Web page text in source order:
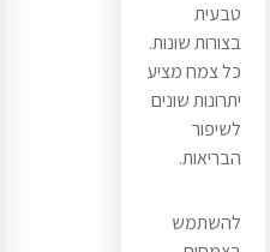
טבעית
בצורות שונות.
כל צמח מציע
יתרונות שונים
לשיפור
הבריאות.
להשתמש